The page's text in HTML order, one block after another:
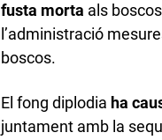
fusta morta als
l’administració
boscos.
El fong diplodia ha
juntament amb la